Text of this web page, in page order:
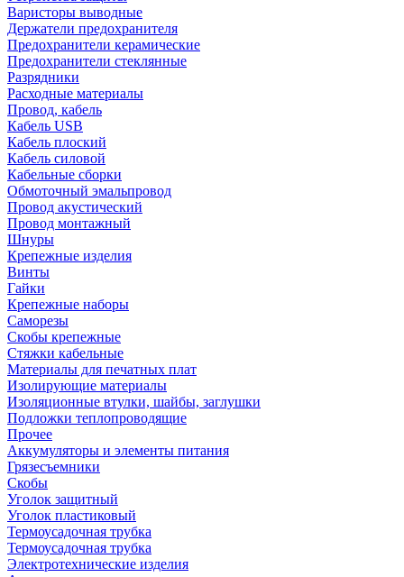
Варисторы выводные
Держатели предохранителя
Предохранители керамические
Предохранители стеклянные
Разрядники
Расходные материалы
Провод, кабель
Кабель USB
Кабель плоский
Кабель силовой
Кабельные сборки
Обмоточный эмальпровод
Провод акустический
Провод монтажный
Шнуры
Крепежные изделия
Винты
Гайки
Крепежные наборы
Саморезы
Скобы крепежные
Стяжки кабельные
Материалы для печатных плат
Изолирующие материалы
Изоляционные втулки, шайбы, заглушки
Подложки теплопроводящие
Прочее
Аккумуляторы и элементы питания
Грязесъемники
Скобы
Уголок защитный
Уголок пластиковый
Термоусадочная трубка
Термоусадочная трубка
Электротехнические изделия